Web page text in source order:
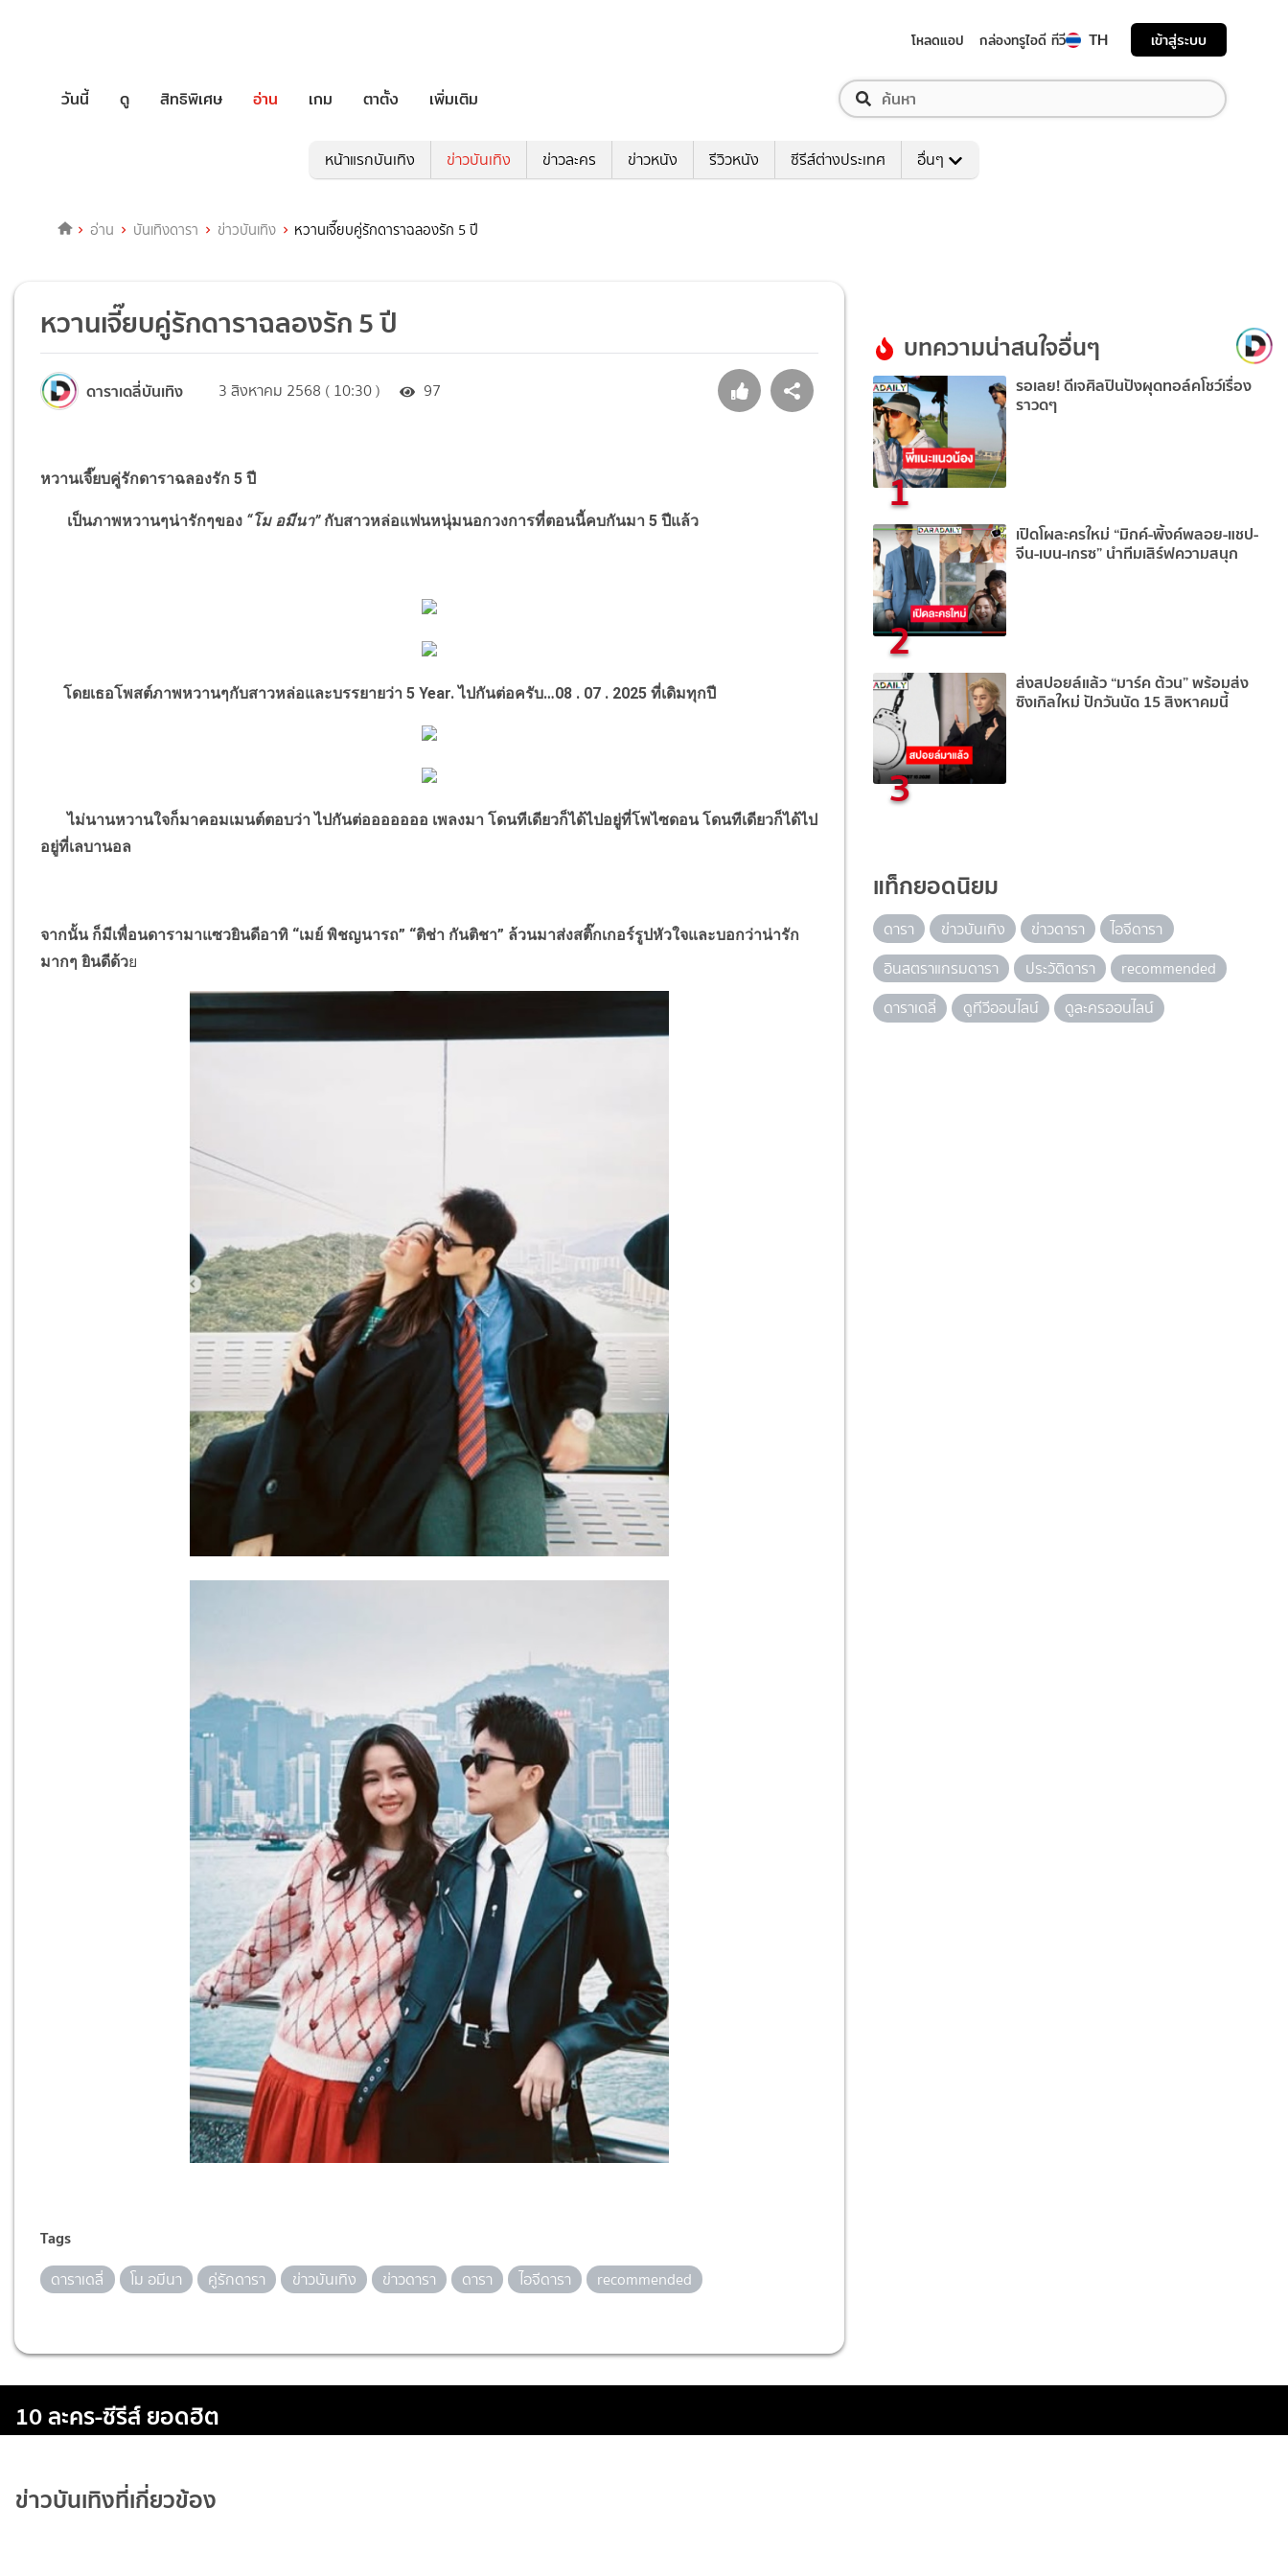
โหลดแอป กล่องทรูไอดี ทีวี TH เข้าสู่ระบบ
วันนี้ ดู สิทธิพิเศษ อ่าน เกม ตาตั้ง เพิ่มเติม
หน้าแรกบันเทิง ข่าวบันเทิง ข่าวละคร ข่าวหนัง รีวิวหนัง ซีรีส์ต่างประเทศ อื่นๆ
อ่าน บันเทิงดารา ข่าวบันเทิง หวานเจี๊ยบคู่รักดาราฉลองรัก 5 ปี
หวานเจี๊ยบคู่รักดาราฉลองรัก 5 ปี
ดาราเดลี่บันเทิง 3 สิงหาคม 2568 ( 10:30 ) 97
หวานเจี๊ยบคู่รักดาราฉลองรัก 5 ปี
เป็นภาพหวานๆน่ารักๆของ “โม อมีนา” กับสาวหล่อแฟนหนุ่มนอกวงการที่ตอนนี้คบกันมา 5 ปีแล้ว
โดยเธอโพสต์ภาพหวานๆกับสาวหล่อและบรรยายว่า 5 Year.ไปกันต่อครับ…08 . 07 . 2025 ที่เดิมทุกปี
ไม่นานหวานใจก็มาคอมเมนต์ตอบว่า ไปกันต่อออออออ เพลงมาโดนทีเดียวก็ได้ไปอยู่ที่โพไซดอน โดนทีเดียวก็ได้ไป
อยู่ที่เลบานอล
จากนั้น ก็มีเพื่อนดารามาแซวยินดีอาทิ “เมย์ พิชญนารถ” “ติช่า กันติชา” ล้วนมาส่งสติ๊กเกอร์รูปหัวใจและบอกว่าน่ารัก
มากๆ ยินดีด้วย
Tags
ดาราเดลี่ โม อมีนา คู่รักดารา ข่าวบันเทิง ข่าวดารา ดารา ไอจีดารา recommended
บทความน่าสนใจอื่นๆ
1
รอเลย! ดีเจศิลปินปังผุดทอล์คโชว์เรื่อง
ราวดๆ
2
เปิดโผละครใหม่ “มิกค์-พิ้งค์พลอย-แชป-
จีน-เบน-เกรซ” นำทีมเสิร์ฟความสนุก
3
ส่งสปอยล์แล้ว “มาร์ค ต้วน” พร้อมส่ง
ซิงเกิลใหม่ ปักวันนัด 15 สิงหาคมนี้
แท็กยอดนิยม
ดารา ข่าวบันเทิง ข่าวดารา
ไอจีดารา
อินสตราแกรมดารา
ประวัติดารา
recommended
ดาราเดลี่
ดูทีวีออนไลน์ ดูละครออนไลน์
10 ละคร-ซีรีส์ ยอดฮิต
ข่าวบันเทิงที่เกี่ยวข้อง